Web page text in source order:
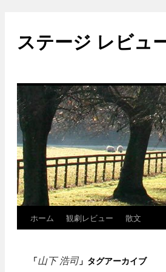
ステージ レビュ
ホーム 観劇レビュー 散文
「山下 浩司」タグアーカイブ